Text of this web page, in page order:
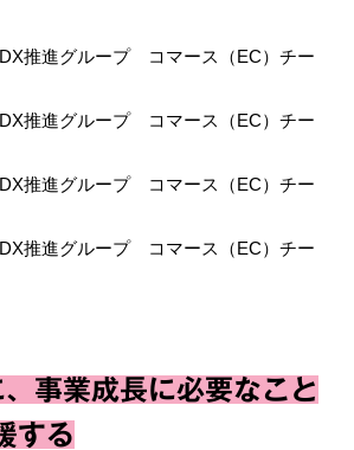
推進グループ コマース（EC）チー
推進グループ コマース（EC）チー
推進グループ コマース（EC）チー
推進グループ コマース（EC）チー
事業成長に必要なこと
する